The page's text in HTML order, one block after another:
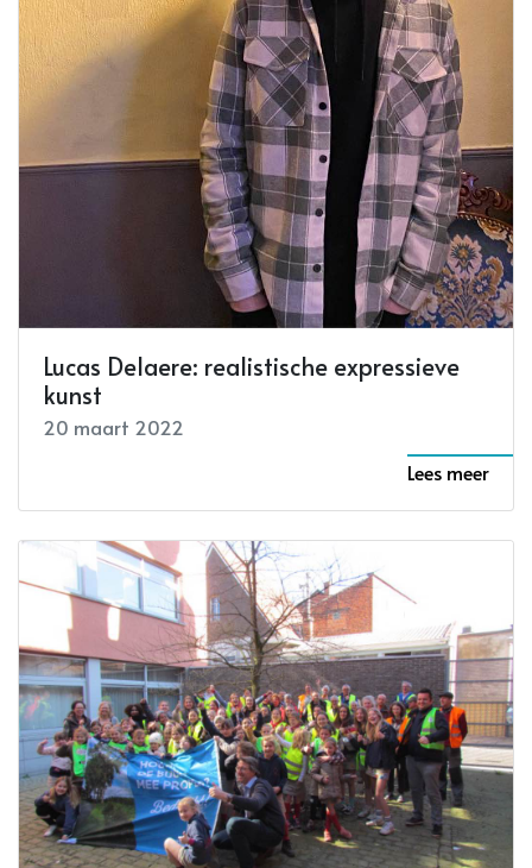
Lucas Delaere: realistische expressieve
kunst
20 maart 2022
Lees meer